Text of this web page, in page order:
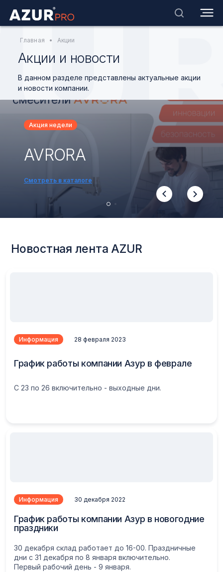
Главная • Акции
Акции и новости
В данном разделе представлены актуальные акции
и новости компании.
Новостная лента AZUR
Информация 28 февраля 2023
График работы компании Азур в феврале
С 23 по 26 включительно - выходные дни.
Информация 30 декабря 2022
График работы компании Азур в новогодние
праздники
30 декабря склад работает до 16-00. Праздничные
дни с 31 декабря по 8 января включительно.
Первый рабочий день - 9 января.
Акция недели
AVRORA
Смотреть в каталоге